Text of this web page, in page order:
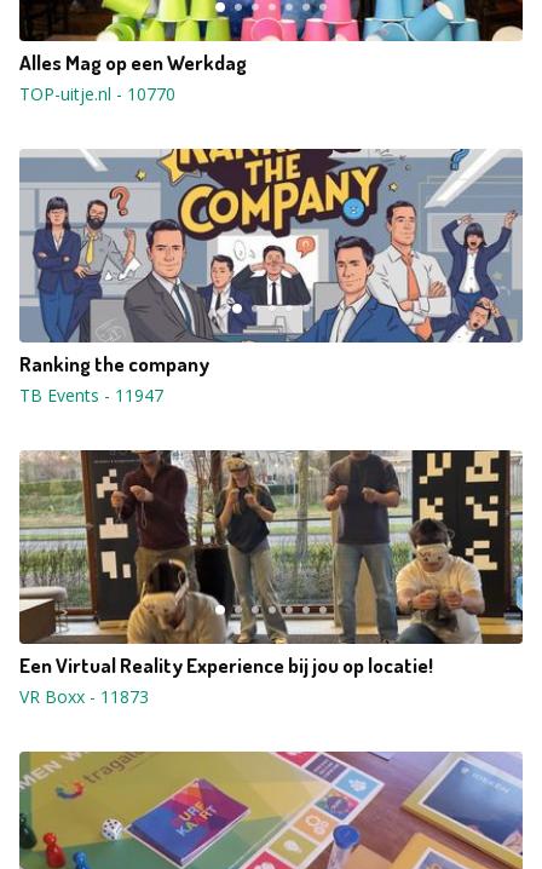
Alles Mag op een Werkdag
TOP-uitje.nl - 10770
Ranking the company
TB Events - 11947
Een Virtual Reality Experience bij jou op locatie!
VR Boxx - 11873